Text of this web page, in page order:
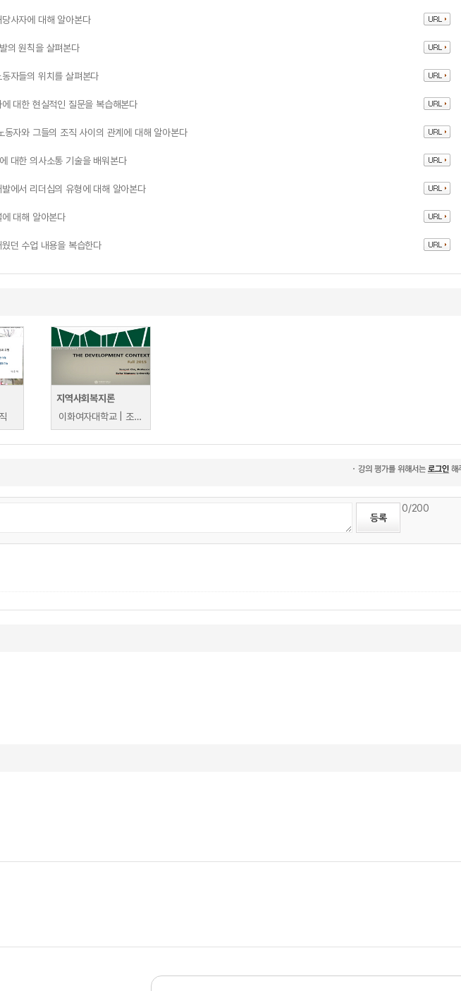
사자에 대해 알아본다
의 원칙을 살펴본다
자들의 위치를 살펴본다
대한 현실적인 질문을 복습해본다
동자와 그들의 조직 사이의 관계에 대해 알아본다
대한 의사소통 기술을 배워본다
에서 리더십의 유형에 대해 알아본다
대해 알아본다
던 수업 내용을 복습한다
지역사회복지론
이화여자대학교 | 조상미
0/200